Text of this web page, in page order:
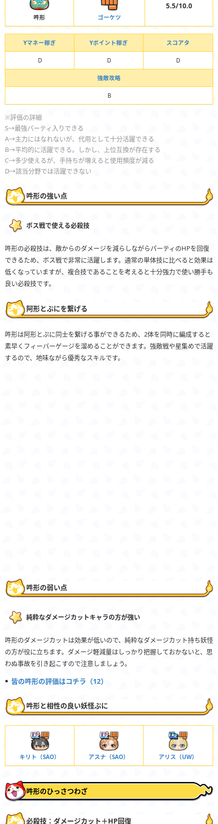
吽形 ゴーケツ
5.5/10.0
Yマネー稼ぎ Yポイント稼ぎ スコアタ
D D D
強敵攻略
B
※評価の詳細
S→最強パーティ入りできる
A→主力にはなれないが、代用として十分活躍できる
B→平均的に活躍できる。しかし、上位互換が存在する
C→多少使えるが、手持ちが増えると使用頻度が減る
D→該当分野では活躍できない
吽形の強い点
ボス戦で使える必殺技
吽形の必殺技は、敵からのダメージを減らしながらパーティのHPを回復
できるため、ボス戦で非常に活躍します。通常の単体技に比べると効果は
低くなっていますが、複合技であることを考えると十分強力で使い勝手も
良い必殺技です。
阿形とぷにを繋げる
吽形は阿形とぷに同士を繋げる事ができるため、2体を同時に編成すると
素早くフィーバーゲージを溜めることができます。強敵戦や星集めで活躍
するので、地味ながら優秀なスキルです。
吽形の弱い点
純粋なダメージカットキャラの方が強い
吽形のダメージカットは効果が低いので、純粋なダメージカット持ち妖怪
の方が役に立ちます。ダメージ軽減量はしっかり把握しておかないと、思
わぬ事故を引き起こすので注意しましょう。
皆の吽形の評価はコチラ（12）
吽形と相性の良い妖怪ぷに
キリト（SAO） アスナ（SAO） アリス（UW）
吽形のひっさつわざ
必殺技：ダメージカット＋HP回復